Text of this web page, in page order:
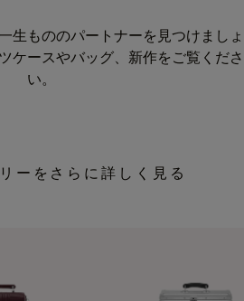
生もののパートナーを見つけましょ
ケースやバッグ、新作をご覧くださ
い。
ーをさらに詳しく見る